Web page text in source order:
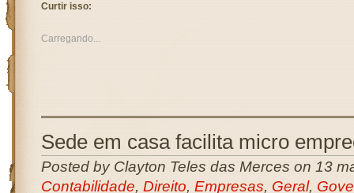
Curtir isso:
Carregando...
Sede em casa facilita micro
Posted by Clayton Teles das Merces on 13
Contabilidade, Direito, Empresas, Geral,